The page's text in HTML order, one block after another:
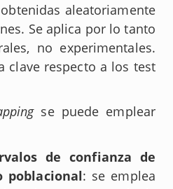
aleatoriamente
Se aplica por lo tanto
no experimentales.
clave respecto a los test
se puede emplear
de confianza de
poblacional: se emplea